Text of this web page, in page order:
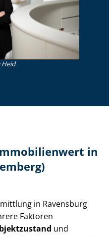
Heid
in
in Ravensburg
Faktoren
und